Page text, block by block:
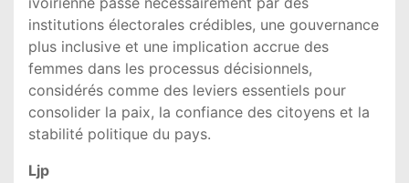
institutions électorales crédibles, une gouvernance
plus inclusive et une implication accrue des
femmes dans les processus décisionnels,
considérés comme des leviers essentiels pour
consolider la paix, la confiance des citoyens et la
stabilité politique du pays.
Ljp